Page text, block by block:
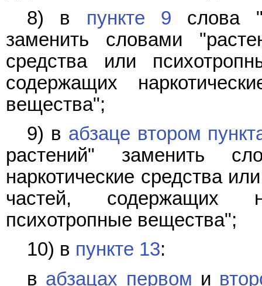
8) в пункте 9 слова
заменить словами
средства или
содержащих
вещества";
9) в абзаце втором
растений" заменить
наркотические средства
частей, содержащих
психотропные вещества";
10) в пункте 13:
в абзацах первом и